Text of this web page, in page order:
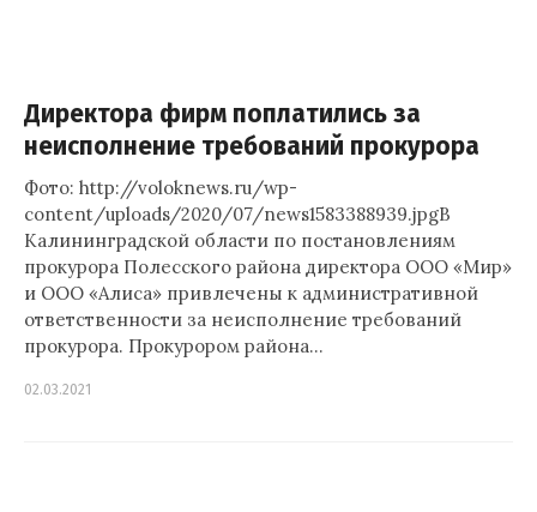
Директора фирм поплатились за
неисполнение требований прокурора
Фото: http://voloknews.ru/wp-
content/uploads/2020/07/news1583388939.jpgВ
Калининградской области по постановлениям
прокурора Полесского района директора ООО «Мир»
и ООО «Алиса» привлечены к административной
ответственности за неисполнение требований
прокурора. Прокурором района…
02.03.2021